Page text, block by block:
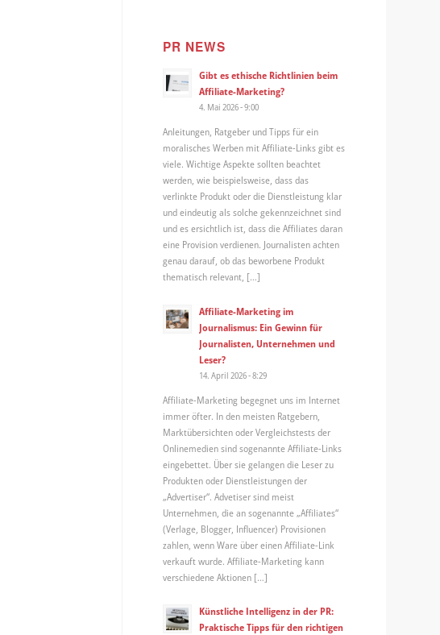
PR NEWS
Gibt es ethische Richtlinien beim
Affiliate-Marketing?
4. Mai 2026 - 9:00
Anleitungen, Ratgeber und Tipps für ein
moralisches Werben mit Affiliate-Links gibt es
viele. Wichtige Aspekte sollten beachtet
werden, wie beispielsweise, dass das
verlinkte Produkt oder die Dienstleistung klar
und eindeutig als solche gekennzeichnet sind
und es ersichtlich ist, dass die Affiliates daran
eine Provision verdienen. Journalisten achten
genau darauf, ob das beworbene Produkt
thematisch relevant, […]
Affiliate-Marketing im
Journalismus: Ein Gewinn für
Journalisten, Unternehmen und
Leser?
14. April 2026 - 8:29
Affiliate-Marketing begegnet uns im Internet
immer öfter. In den meisten Ratgebern,
Marktübersichten oder Vergleichstests der
Onlinemedien sind sogenannte Affiliate-Links
eingebettet. Über sie gelangen die Leser zu
Produkten oder Dienstleistungen der
„Advertiser“. Advetiser sind meist
Unternehmen, die an sogenannte „Affiliates“
(Verlage, Blogger, Influencer) Provisionen
zahlen, wenn Ware über einen Affiliate-Link
verkauft wurde. Affiliate-Marketing kann
verschiedene Aktionen […]
Künstliche Intelligenz in der PR:
Praktische Tipps für den richtigen